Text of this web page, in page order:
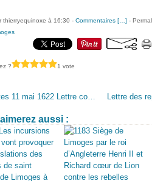
thierryequinoxe à 16:30 - Commentaires [ ] -
? 1 vote
Saintes 11 mai 1622 Lettre concernant la reddition de la ville de Clairac du roi de France Louis XIII au marquis François de Lusignan
aussi :